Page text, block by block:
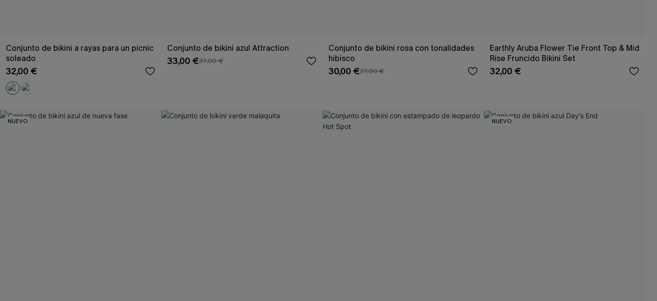
Conjunto de bikini a rayas para un picnic
soleado
32,00 €
Conjunto de bikini azul Attraction
33,00 €37,00 €
Conjunto de bikini rosa con tonalidades
hibisco
30,00 €37,00 €
Earthly Aruba Flower Tie Front Top & Mid
Rise Fruncido Bikini Set
32,00 €
NUEVO NUEVO